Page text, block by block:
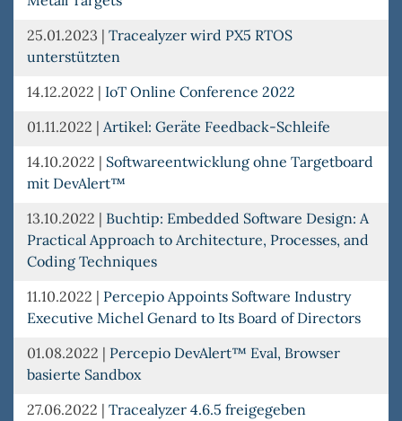
25.01.2023 | Tracealyzer wird PX5 RTOS
unterstützten
14.12.2022 | IoT Online Conference 2022
01.11.2022 | Artikel: Geräte Feedback-Schleife
14.10.2022 | Softwareentwicklung ohne Targetboard
mit DevAlert™
13.10.2022 | Buchtip: Embedded Software Design: A
Practical Approach to Architecture, Processes, and
Coding Techniques
11.10.2022 | Percepio Appoints Software Industry
Executive Michel Genard to Its Board of Directors
01.08.2022 | Percepio DevAlert™ Eval, Browser
basierte Sandbox
27.06.2022 | Tracealyzer 4.6.5 freigegeben